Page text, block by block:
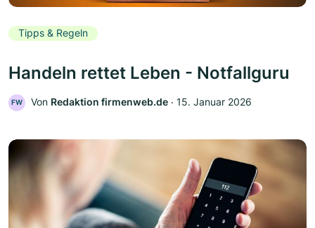
Tipps & Regeln
Handeln rettet Leben - Notfallguru
FW Von Redaktion firmenweb.de ‧ 15. Januar 2026